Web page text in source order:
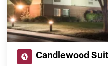
Candlewood